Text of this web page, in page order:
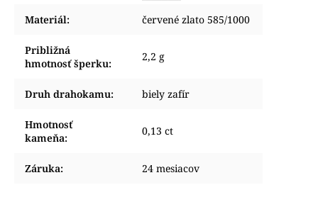
Materiál: červené zlato 585/1000
Približná
hmotnosť šperku:
2,2 g
Druh drahokamu: biely zafír
Hmotnosť
kameňa:
0,13 ct
Záruka: 24 mesiacov